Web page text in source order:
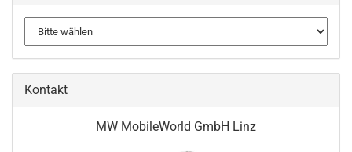
Kontakt
MW MobileWorld GmbH Linz